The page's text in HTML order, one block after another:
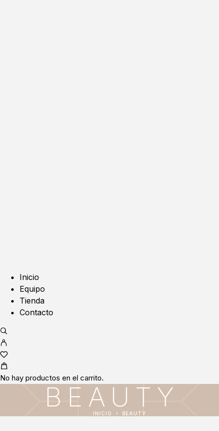
Inicio
Equipo
Tienda
Contacto
No hay productos en el carrito.
BEAUTY
INICIO BEAUTY